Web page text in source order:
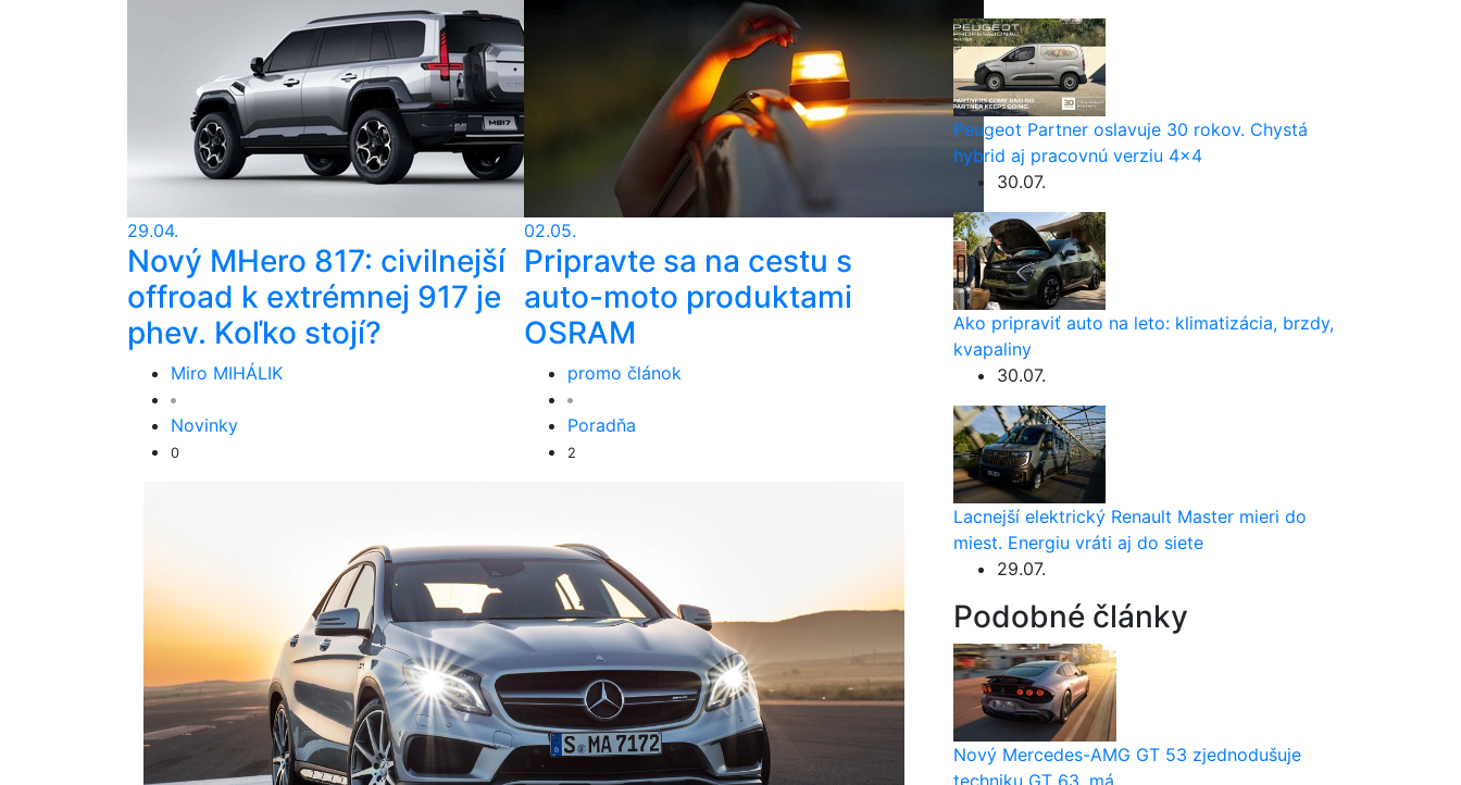
29.04.
Nový MHero 817: civilnejší
offroad k extrémnej 917 je
phev. Koľko stojí?
Miro MIHÁLIK
Novinky
0
02.05.
Pripravte sa na cestu s
auto-moto produktami
OSRAM
promo článok
Poradňa
2
Peugeot Partner oslavuje 30 rokov. Chystá
hybrid aj pracovnú verziu 4×4
30.07.
Ako pripraviť auto na leto: klimatizácia, brzdy,
kvapaliny
30.07.
Lacnejší elektrický Renault Master mieri do
miest. Energiu vráti aj do siete
29.07.
Podobné články
Nový Mercedes-AMG GT 53 zjednodušuje
techniku GT 63, má ...